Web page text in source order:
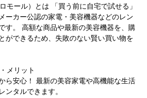
モール）とは 「買う前に自宅で試せる」
ーカー公認の家電・美容機器などのレン
す。 高額な商品や最新の美容機器を、購
ができるため、失敗のない賢い買い物を
メリット
ら安心！ 最新の美容家電や高機能な生活
ンタルできます。